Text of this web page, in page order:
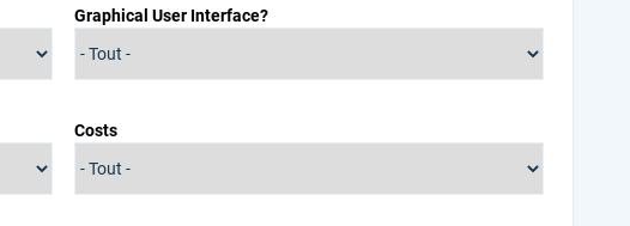
Graphical User Interface?
Costs